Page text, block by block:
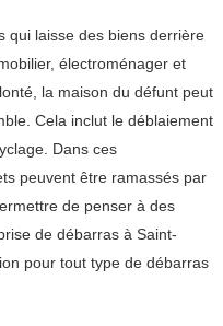
qui laisse des biens derrière
électroménager et
la maison du défunt peut
Cela inclut le déblaiement
Dans ces
peuvent être ramassés par
de penser à des
de débarras à Saint-
pour tout type de débarras